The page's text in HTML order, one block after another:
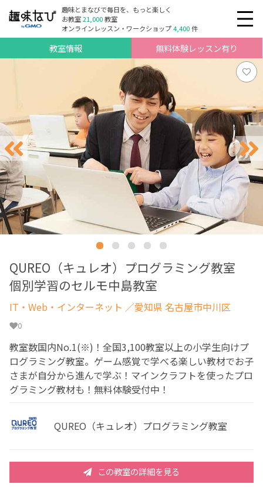
趣味とまなびで毎日を、もっと楽しく
お教室21,000教室
オンラインレッスン・ワークショップ4,400件
教室情報 無料体験レッスン有り
QUREO（キュレオ）プログラミング教室
個別学習のセルモ中島教室
IT・Web・インターネット ／愛知県 名古屋市中川区
0
教室数国内No.1(※)！全国3,100教室以上の小学生向けプ
ログラミング教室。ゲーム感覚で学べる楽しい教材でお子
さまが自分から進んで学ぶ！マインクラフトを使ったプロ
グラミング教材も！無料体験受付中！
QUREO（キュレオ）プログラミング教室
この教室の詳細を見る